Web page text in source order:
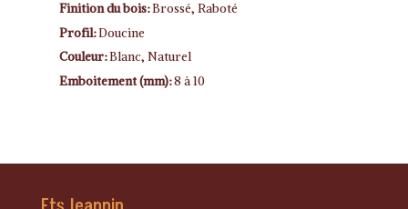
Finition du bois:Brossé, Raboté
Profil:Doucine
Couleur:Blanc, Naturel
Emboitement (mm):8 à 10